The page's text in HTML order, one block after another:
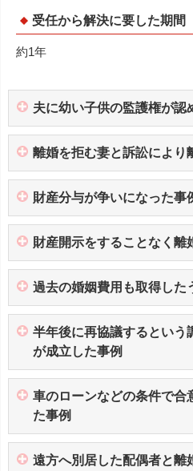
受任から解決に要した期間
約1年
夫に幼い子供の監護権が認
離婚を拒む妻と訴訟により
財産分与が争いになった事
財産開示をすることなく離
過去の婚姻費用も取得した
半年後に再協議するという
が成立した事例
車のローンなどの条件で合
た事例
遠方へ別居した配偶者と離